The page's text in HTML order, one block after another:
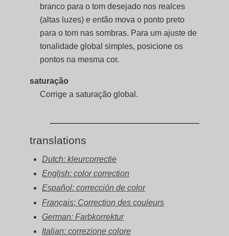
branco para o tom desejado nos realces
(altas luzes) e então mova o ponto preto
para o tom nas sombras. Para um ajuste de
tonalidade global simples, posicione os
pontos na mesma cor.
saturação
Corrige a saturação global.
translations
Dutch: kleurcorrectie
English: color correction
Español: corrección de color
Français: Correction des couleurs
German: Farbkorrektur
Italian: correzione colore